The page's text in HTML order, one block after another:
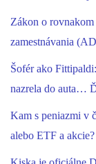
Zákon o rovnakom
zamestnávania
Šofér ako
nazrela do auta…
Kam s peniazmi v
alebo ETF a akcie?